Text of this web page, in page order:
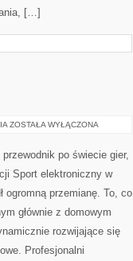
[…]
ZAWODNICY
ZOSTAŁA WYŁĄCZONA
po świecie gier,
Sport elektroniczny w
ogromną przemianę. To, co
głównie z domowym
rozwijające się
Profesjonalni